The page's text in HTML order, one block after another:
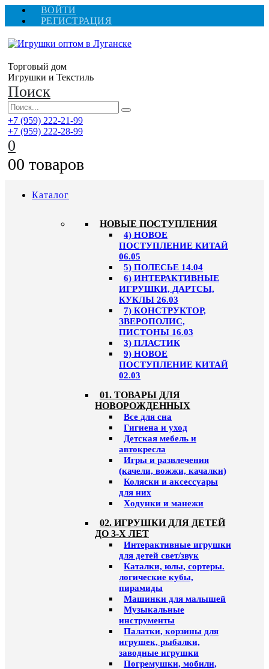
ВОЙТИ
РЕГИСТРАЦИЯ
Торговый дом
Игрушки и Текстиль
Поиск
+7 (959) 222-21-99
+7 (959) 222-28-99
0
00 товаров
Каталог
НОВЫЕ ПОСТУПЛЕНИЯ
4) НОВОЕ
ПОСТУПЛЕНИЕ КИТАЙ
06.05
5) ПОЛЕСЬЕ 14.04
6) ИНТЕРАКТИВНЫЕ
ИГРУШКИ, ДАРТСЫ,
КУКЛЫ 26.03
7) КОНСТРУКТОР,
ЗВЕРОПОЛИС,
ПИСТОНЫ 16.03
3) ПЛАСТИК
9) НОВОЕ
ПОСТУПЛЕНИЕ КИТАЙ
02.03
01. ТОВАРЫ ДЛЯ
НОВОРОЖДЕННЫХ
Все для сна
Гигиена и уход
Детская мебель и
автокресла
Игры и развлечения
(качели, вожжи, качалки)
Коляски и аксессуары
для них
Ходунки и манежи
02. ИГРУШКИ ДЛЯ ДЕТЕЙ
ДО 3-Х ЛЕТ
Интерактивные игрушки
для детей свет/звук
Каталки, юлы, сортеры.
логические кубы,
пирамиды
Машинки для малышей
Музыкальные
инструменты
Палатки, корзины для
игрушек, рыбалки,
заводные игрушки
Погремушки, мобили,